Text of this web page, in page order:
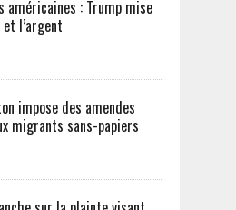
américaines : Trump mise
l’argent
impose des amendes
migrants sans-papiers